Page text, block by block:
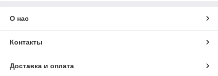
О нас
Контакты
Доставка и оплата